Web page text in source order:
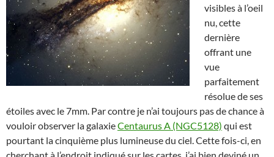
visibles à l’oeil
nu, cette
dernière
offrant une
vue
parfaitement
résolue de ses
étoiles avec le 7mm. Par contre je n’ai toujours pas de chance à
vouloir observer la galaxieCentaurus A (NGC5128) qui est
pourtant la cinquième plus lumineuse du ciel. Cette fois-ci, en